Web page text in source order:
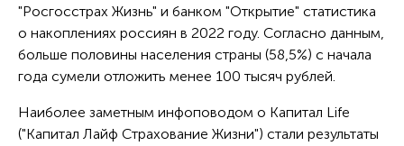
"Росгосстрах Жизнь" и банком "Открытие" статистика
о накоплениях россиян в 2022 году. Согласно данным,
больше половины населения страны (58,5%) с начала
года сумели отложить менее 100 тысяч рублей.
Наиболее заметным инфоповодом о Капитал Life
("Капитал Лайф Страхование Жизни") стали результаты